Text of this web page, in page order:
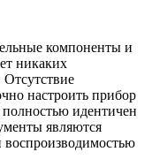
компоненты и
никаких
настроить прибор
идентичен
являются